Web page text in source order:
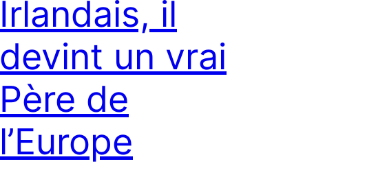
Irlandais, il
devint un vrai
Père de
l’Europe